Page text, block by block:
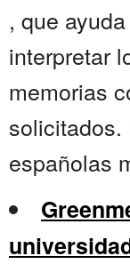
, que
interpretar
memorias
solicitados.
españolas